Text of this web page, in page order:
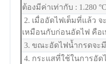
ต้องมีค่าเท่ากับ : 1.280 °C
2. เมื่ออัดไฟเต็มที่แล้ว
เหมือนกับก่อนอัดไฟ คือเ
3. ขณะอัดไฟน้ำกรดจ
4. กระแสที่ใช้ในการอัด